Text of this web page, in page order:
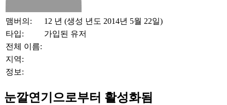
맴버의:
12 년 (생성 년도 2014년 5월 22일)
타입:
가입된 유저
전체 이름:
지역:
정보:
눈깔연기으로부터 활성화됨